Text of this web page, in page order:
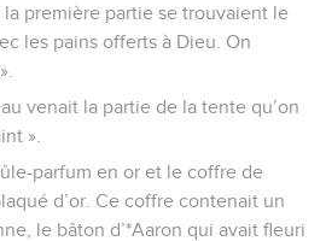
première partie se trouvaient le
les pains offerts à Dieu. On
venait la partie de la tente qu’on
».
parfum en or et le coffre de
d’or. Ce coffre contenait un
le bâton d’*Aaron qui avait fleuri